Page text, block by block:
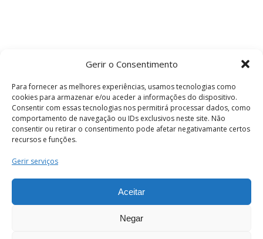
Gerir o Consentimento
Para fornecer as melhores experiências, usamos tecnologias como
cookies para armazenar e/ou aceder a informações do dispositivo.
Consentir com essas tecnologias nos permitirá processar dados, como
comportamento de navegação ou IDs exclusivos neste site. Não
consentir ou retirar o consentimento pode afetar negativamante certos
recursos e funções.
Gerir serviços
Aceitar
Negar
Termos e Condições
os direitos reservados.